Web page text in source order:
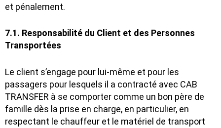
et pénalement.
7.1. Responsabilité du Client et des Personnes
Transportées
Le client s’engage pour lui-même et pour les
passagers pour lesquels il a contracté avec CAB
TRANSFER à se comporter comme un bon père de
famille dès la prise en charge, en particulier, en
respectant le chauffeur et le matériel de transport